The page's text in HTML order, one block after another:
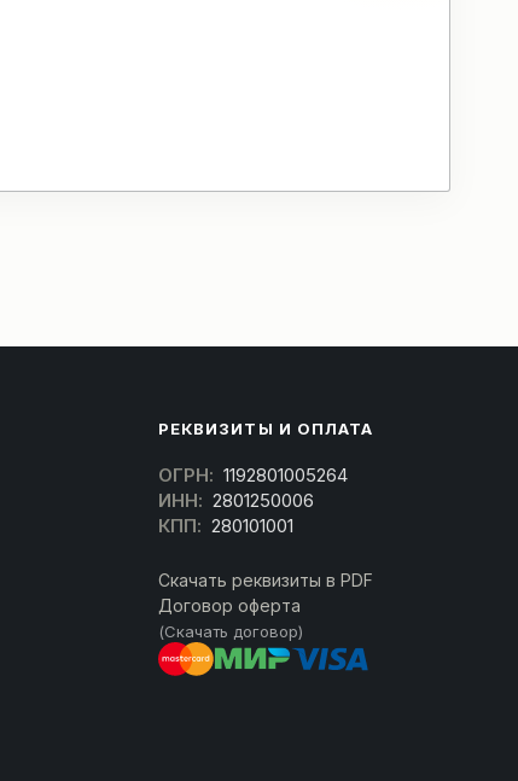
РЕКВИЗИТЫ И ОПЛАТА
ОГРН: 1192801005264
ИНН: 2801250006
КПП: 280101001
Скачать реквизиты в PDF
Договор оферта
(Скачать договор)